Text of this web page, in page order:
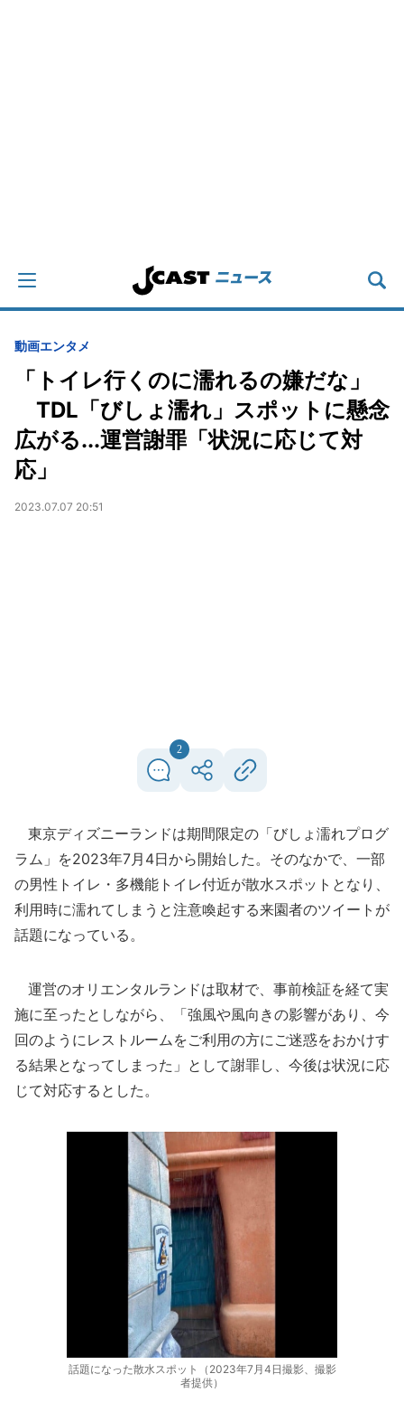
動画エンタメ
「トイレ行くのに濡れるの嫌だな」
TDL「びしょ濡れ」スポットに懸念
広がる...運営謝罪「状況に応じて対
応」
2023.07.07 20:51
2
東京ディズニーランドは期間限定の「びしょ濡れプログ
ラム」を2023年7月4日から開始した。そのなかで、一部
の男性トイレ・多機能トイレ付近が散水スポットとなり、
利用時に濡れてしまうと注意喚起する来園者のツイートが
話題になっている。
運営のオリエンタルランドは取材で、事前検証を経て実
施に至ったとしながら、「強風や風向きの影響があり、今
回のようにレストルームをご利用の方にご迷惑をおかけす
る結果となってしまった」として謝罪し、今後は状況に応
じて対応するとした。
話題になった散水スポット（2023年7月4日撮影、撮影
者提供）